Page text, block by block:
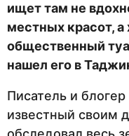
ищет там не
местных красот,
общественный
нашел его в
Писатель и
известный своим